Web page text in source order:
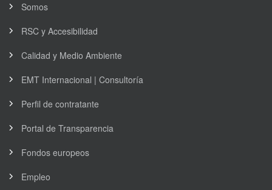
Somos
RSC y Accesibilidad
Calidad y Medio Ambiente
EMT Internacional | Consultoría
Perfil de contratante
Portal de Transparencia
Fondos europeos
Empleo